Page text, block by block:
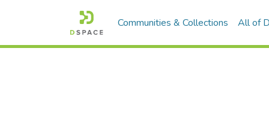
Communities & Collections All of